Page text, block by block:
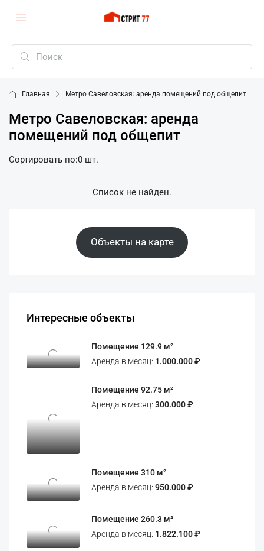
Главная Метро Савеловская: аренда помещений под общепит
Метро Савеловская: аренда
помещений под общепит
0 шт.
Сортировать по:
Список не найден.
Объекты на карте
Интересные объекты
Помещение 129.9 м²
Аренда в месяц: 1.000.000 ₽
Помещение 92.75 м²
Аренда в месяц: 300.000 ₽
Помещение 310 м²
Аренда в месяц: 950.000 ₽
Помещение 260.3 м²
Аренда в месяц: 1.822.100 ₽